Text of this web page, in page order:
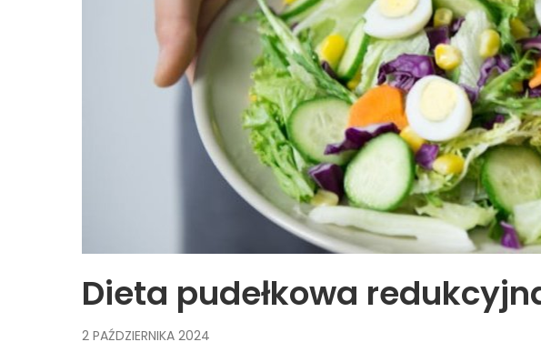
Dieta pudełkowa
2 PAŹDZIERNIKA 2024